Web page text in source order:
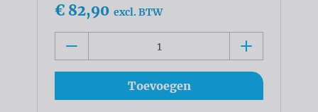
€ 82,90 excl. BTW
Toevoegen